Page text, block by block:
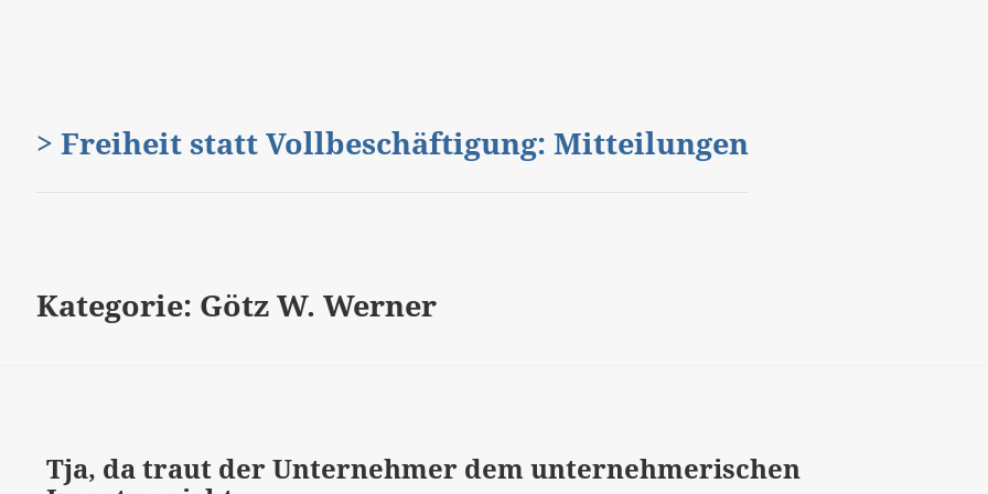
> Freiheit statt Vollbeschäftigung: Mitteilungen
Kategorie: Götz W. Werner
Tja, da traut der Unternehmer dem unternehmerischen